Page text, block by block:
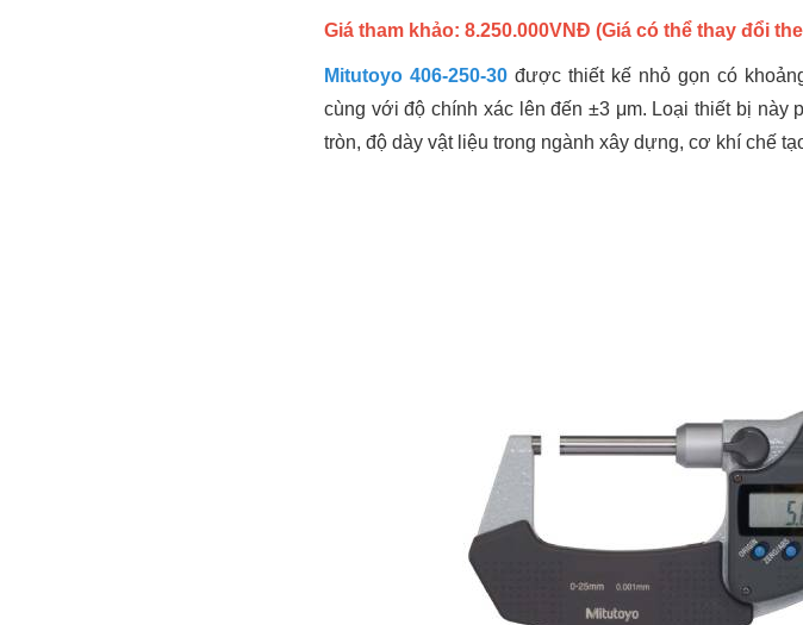
Giá tham khảo: 8.250.000VNĐ (Giá có thể thay đổi
Mitutoyo 406-250-30 được thiết kế nhỏ gọn có
cùng với độ chính xác lên đến ±3 μm. Loại thiết bị
tròn, độ dày vật liệu trong ngành xây dựng, cơ khí chế